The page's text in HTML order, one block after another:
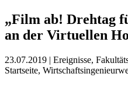
„Film ab! Drehtag
an der Virtuellen
23.07.2019 | Ereignisse,
Startseite,